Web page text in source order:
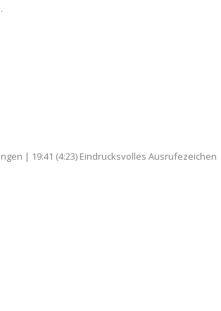
| 19:41 (4:23) Eindrucksvolles Ausrufezeichen